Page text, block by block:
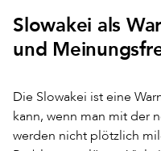
Slowakei als
und
Die Slowakei ist eine
kann, wenn man mit der
werden nicht plötzlich